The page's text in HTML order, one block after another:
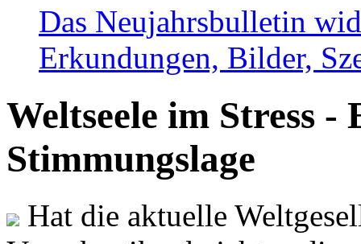
Das Neujahrsbulletin
Erkundungen, Bilder,
Weltseele im Stress -
Stimmungslage
Hat die aktuelle